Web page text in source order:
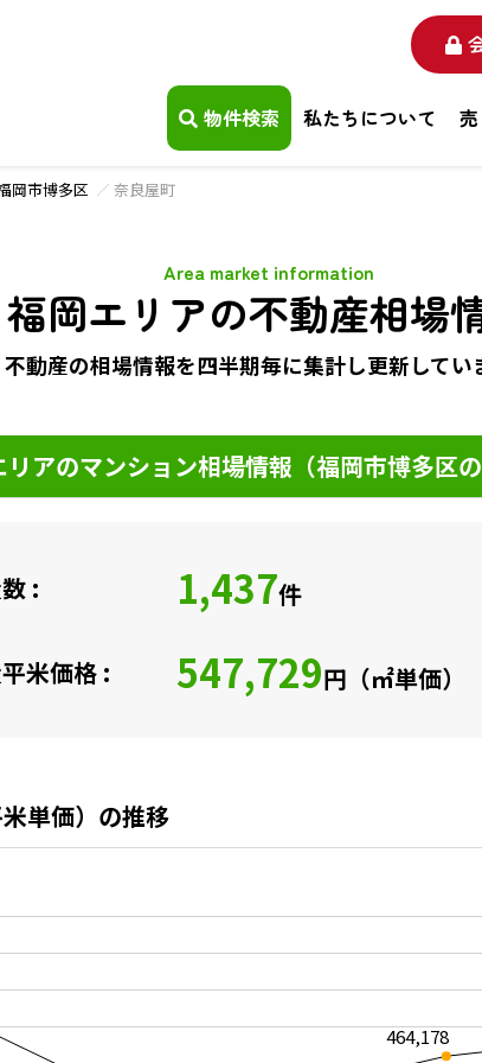
物件検索 私たちについて
岡市博多区 奈良屋町
福岡エリアの不動産相場
Area market information
不動産の相場情報を四半期毎に集計し更新してい
アのマンション相場情報（福岡市博多区の
: 1,437件
米価格 : 547,729円（㎡単価）
単価）の推移
464,178